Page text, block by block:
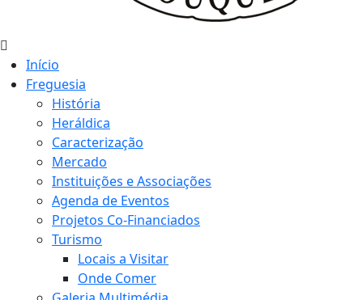
Início
Freguesia
História
Heráldica
Caracterização
Mercado
Instituições e Associações
Agenda de Eventos
Projetos Co-Financiados
Turismo
Locais a Visitar
Onde Comer